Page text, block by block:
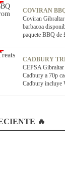
COVIRAN
Coviran
barbacoa
paquete BBQ de
CADBURY
CEPSA
Cadbury a 70p
Cadbury incluye
🔥